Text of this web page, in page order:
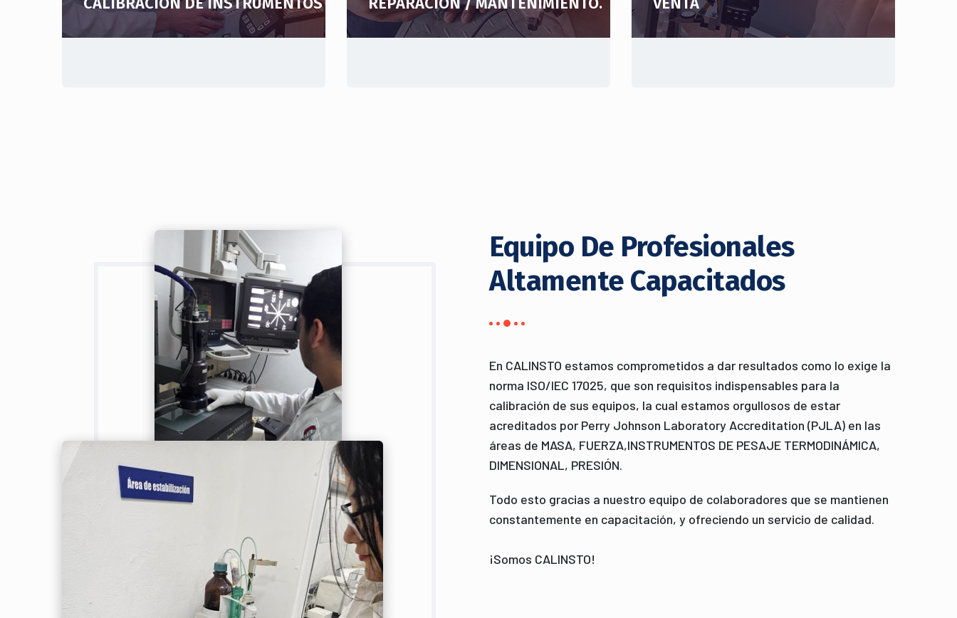
Equipo De Profesionales
Altamente Capacitados
En CALINSTO estamos comprometidos a dar resultados como lo exige la
norma ISO/IEC 17025, que son requisitos indispensables para la
calibración de sus equipos, la cual estamos orgullosos de estar
acreditados por Perry Johnson Laboratory Accreditation (PJLA) en las
áreas de MASA, FUERZA,INSTRUMENTOS DE PESAJE TERMODINÁMICA,
DIMENSIONAL, PRESIÓN.
Todo esto gracias a nuestro equipo de colaboradores que se mantienen
constantemente en capacitación, y ofreciendo un servicio de calidad.
¡Somos CALINSTO!